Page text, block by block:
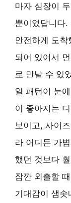
마자 심장이
뿐이었답니다.
안전하게 도
되어 있어서
로 만날 수 있
일 패턴이 눈
이 좋아지는
보이고, 사이
라 어디든 가
했던 것보다
잠깐 외출할
기대감이 샘솟